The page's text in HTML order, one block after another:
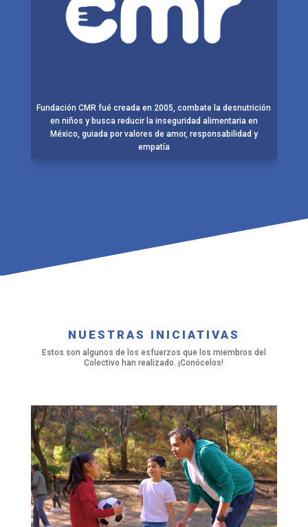
Fundación CMR fué creada en 2005, combate la desnutrición
en niños y busca reducir la inseguridad alimentaria en
México, guiada por valores de amor, responsabilidad y
empatía
NUESTRAS INICIATIVAS
Estos son algunos de los esfuerzos que los miembros del
Colectivo han realizado. ¡Conócelos!